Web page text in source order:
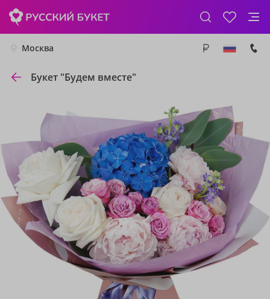
Москва
Букет "Будем вместе"